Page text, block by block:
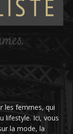
les femmes, qui
lifestyle. Ici, vous
la mode, la